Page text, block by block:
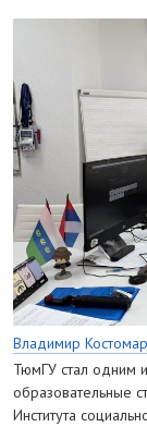
Владимир
ТюмГУ стал одним
образовательные
Института